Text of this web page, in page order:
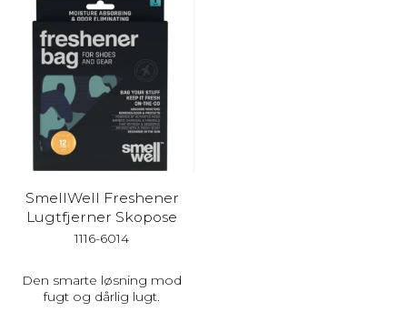
SmellWell Freshener
Lugtfjerner Skopose
1116-6014
Den smarte løsning mod
fugt og dårlig lugt.